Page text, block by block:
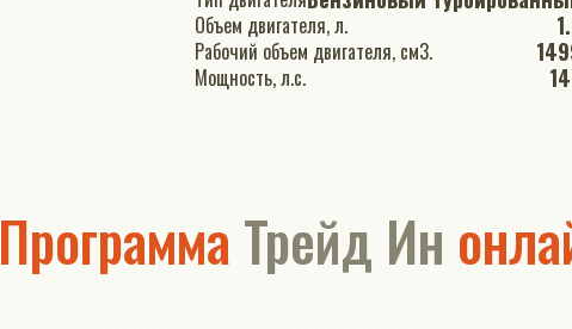
Объем двигателя, л.
Рабочий объем двигателя, см3.
Мощность, л.с.
ПрограммаТрейд Ин
выгодные условия!
Купить новую
LIVAN S6 Pro